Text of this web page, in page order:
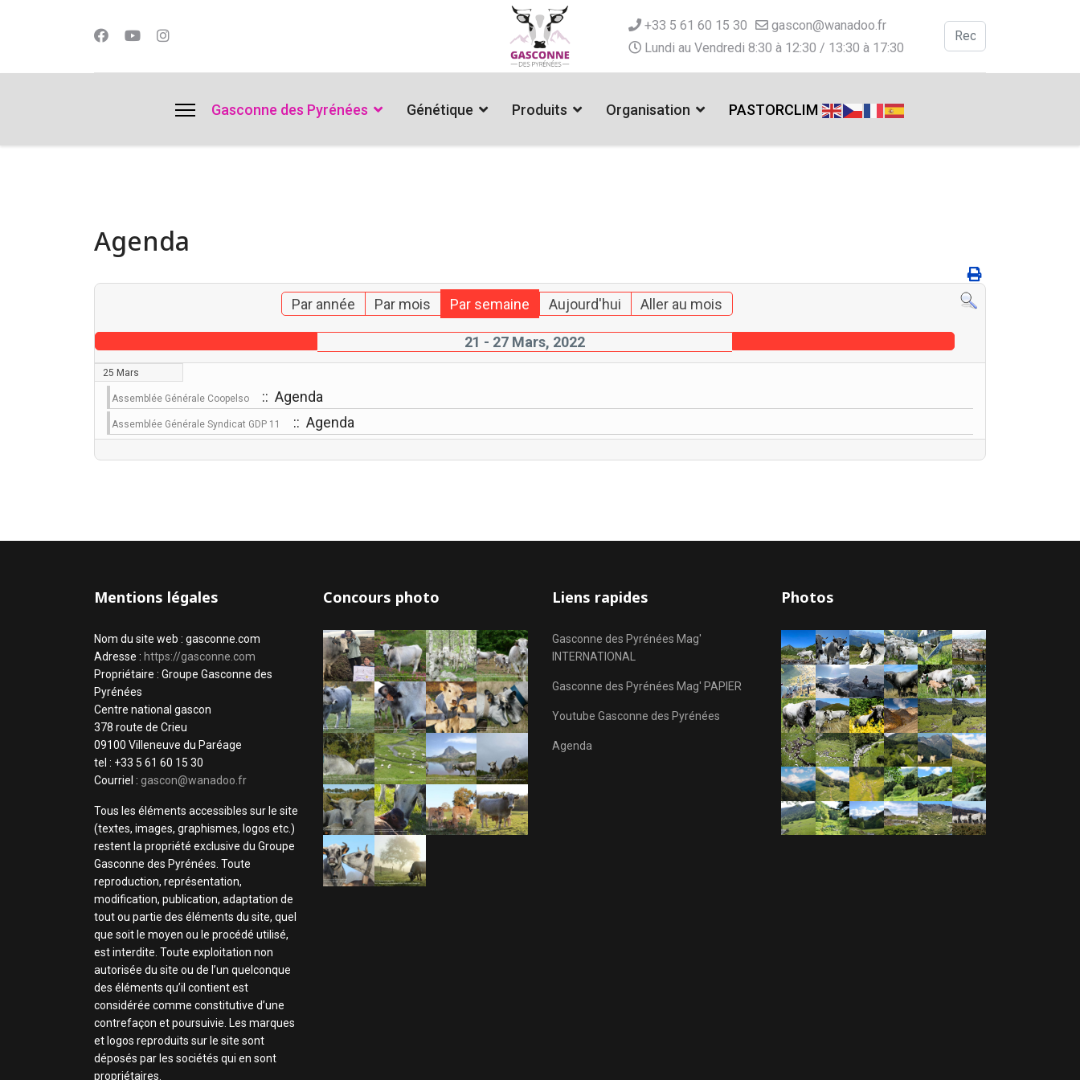
+33 5 61 60 15 30
gascon@wanadoo.fr
Lundi au Vendredi 8:30 à 12:30 / 13:30 à 17:30
Valider
Gasconne des Pyrénées Génétique Produits Organisation PASTORCLIM
Agenda
Par année Par mois Par semaine Aujourd'hui Aller au mois
21 - 27 Mars, 2022
25 Mars
Assemblée Générale Coopelso :: Agenda
Assemblée Générale Syndicat GDP 11 :: Agenda
Mentions légales
Nom du site web : gasconne.com
Adresse : https://gasconne.com
Propriétaire : Groupe Gasconne des
Pyrénées
Centre national gascon
378 route de Crieu
09100 Villeneuve du Paréage
tel : +33 5 61 60 15 30
Courriel : gascon@wanadoo.fr
Tous les éléments accessibles sur le site
(textes, images, graphismes, logos etc.)
restent la propriété exclusive du Groupe
Gasconne des Pyrénées. Toute
reproduction, représentation,
modification, publication, adaptation de
tout ou partie des éléments du site, quel
que soit le moyen ou le procédé utilisé,
est interdite. Toute exploitation non
autorisée du site ou de l’un quelconque
des éléments qu’il contient est
considérée comme constitutive d’une
contrefaçon et poursuivie. Les marques
et logos reproduits sur le site sont
déposés par les sociétés qui en sont
propriétaires.
Concours photo Liens rapides
Gasconne des Pyrénées Mag'
INTERNATIONAL
Gasconne des Pyrénées Mag' PAPIER
Youtube Gasconne des Pyrénées
Agenda
Photos